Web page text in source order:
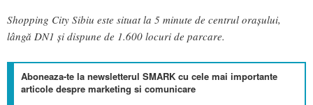
Shopping City Sibiu este situat la 5 minute de centrul oraşului,
lângă DN1 şi dispune de 1.600 locuri de parcare.
Aboneaza-te la newsletterul SMARK cu cele mai importante
articole despre marketing si comunicare